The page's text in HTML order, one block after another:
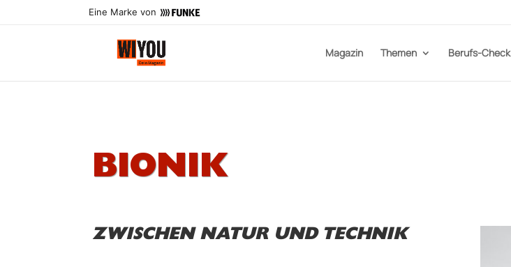
Eine Marke von
Magazin Themen Berufs-Check
BIONIK
ZWISCHEN NATUR UND TECHNIK